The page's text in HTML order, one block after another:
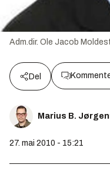
Adm.dir. Ole Jacob
Del
Marius B.
27. mai 2010 - 15:21